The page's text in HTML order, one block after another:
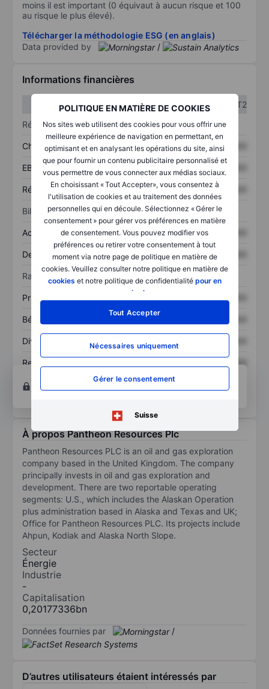
POLITIQUE EN MATIÈRE DE COOKIES
Nos sites web utilisent des cookies pour vous offrir une
meilleure expérience de navigation en permettant, en
optimisant et en analysant les opérations du site, ainsi
que pour fournir un contenu publicitaire personnalisé et
vous permettre de vous connecter aux médias sociaux.
En choisissant « Tout Accepter», vous consentez à
l'utilisation de cookies et au traitement des données
personnelles qui en découle. Sélectionnez « Gérer le
consentement » pour gérer vos préférences en matière
de consentement. Vous pouvez modifier vos
préférences ou retirer votre consentement à tout
moment via notre page de politique en matière de
cookies. Veuillez consulter notre politique en matière de
cookies et notre politique de confidentialité pour en
savoir plus
Tout Accepter
Nécessaires uniquement
Gérer le consentement
Suisse
moins il est important (0 équivaut à aucun risque et 100
au risque le plus élevé).
Télécharger la méthodologie ESG (en anglais)
Data provided by
/
Informations financières
T1
T2
Résultats
Chiffre d’affaires XXXXXXX XXXXXXX
EBITDA XXXXXXX XXXXXXX
Résultat net XXXXXXX XXXXXXX
Bilan
Actifs totaux XXXXXXX
Dette totale XXXXXXX XXXXXXX
Ratios
Prix / ventes
Bénéfice par action XXXXXXX
Dividende par action XXXXXXX
Rendement des
XXXXXXX
Ouvrir un comptepour accéder à d’autres outils
techniques et d’analyse.
À propos Pantheon Resources Plc
Pantheon Resources PLC is an oil and gas exploration
company based in the United Kingdom. The company
principally invests in oil and gas exploration and
development. There are two reportable operating
segments: U.S., which includes the Alaskan Operation
plus administration based in Alaska and Texas and UK;
Office for Pantheon Resources PLC. Its projects include
Ahpun, Kodiak and Alaska North Slope.
Secteur
Énergie
Industrie
-
Capitalisation
0,20177336bn
Données fournies par /
D’autres utilisateurs étaient intéressés par